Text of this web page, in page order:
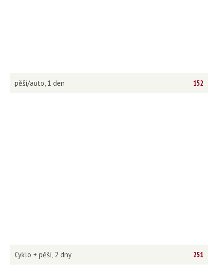
152
pěší/auto, 1 den
251
Cyklo + pěší, 2 dny